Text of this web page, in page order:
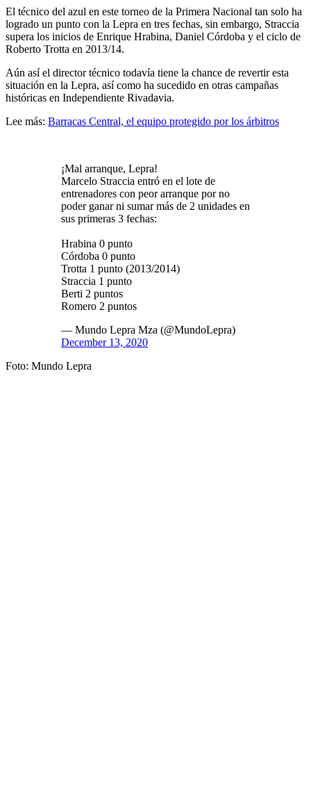
El técnico del azul en este torneo de la Primera Nacional tan solo ha
logrado un punto con la Lepra en tres fechas, sin embargo, Straccia
supera los inicios de Enrique Hrabina, Daniel Córdoba y el ciclo de
Roberto Trotta en 2013/14.
Aún así el director técnico todavía tiene la chance de revertir esta
situación en la Lepra, así como ha sucedido en otras campañas
históricas en Independiente Rivadavia.
Lee más: Barracas Central, el equipo protegido por los árbitros
¡Mal arranque, Lepra!
Marcelo Straccia entró en el lote de
entrenadores con peor arranque por no
poder ganar ni sumar más de 2 unidades en
sus primeras 3 fechas:
Hrabina 0 punto
Córdoba 0 punto
Trotta 1 punto (2013/2014)
Straccia 1 punto
Berti 2 puntos
Romero 2 puntos
— Mundo Lepra Mza (@MundoLepra)
December 13, 2020
Foto: Mundo Lepra